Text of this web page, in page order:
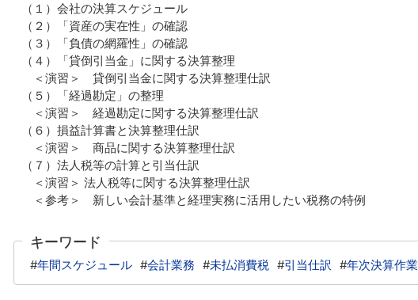
（１）会社の決算スケジュール
（２）「資産の実在性」の確認
（３）「負債の網羅性」の確認
（４）「貸倒引当金」に関する決算整理
＜演習＞ 貸倒引当金に関する決算整理仕訳
（５）「経過勘定」の整理
＜演習＞ 経過勘定に関する決算整理仕訳
（６）損益計算書と決算整理仕訳
＜演習＞ 商品に関する決算整理仕訳
（７）法人税等の計算と引当仕訳
＜演習＞ 法人税等に関する決算整理仕訳
＜参考＞ 新しい会計基準と経理実務に活用したい税務の特例
キーワード
#年間スケジュール #会計業務 #未払消費税 #引当仕訳 #年次決算作業